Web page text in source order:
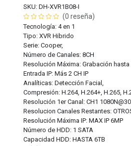
SKU: DH-XVR1B08-I
(0 reseña)
Tecnología: 4 en 1
Tipo: XVR Hibrido
Serie: Cooper,
Número de Canales: 8CH
Resolución Máxima: Grabación hasta
Entrada IP: Más 2 CH IP
Analíticas: Detección Facial,
Compresión: H.264, H.264+, H.265,
Resolución 1er Canal: CH1
Resolucion Canales Restantes:
Resolución Máxima IP: MAX IP 6MP
Número de HDD: 1 SATA
Capacidad HDD: HASTA 6TB